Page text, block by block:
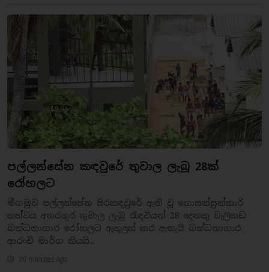
පල්ලන්සේන කඳවුරේ තුවාල ලැබූ 28ක්
රෝහලට
මීගමුව පල්ලන්සේන සිරකඳවුරේ ඇති වූ නොසන්සුන්කාරි
තත්වය අතරතුර තුවාල ලැබූ රැඳවියන් 28 දෙනකු වැලිකඩ
බන්ධනාගාර රෝහලට ඇතුළත් කර ඇතැයි බන්ධනාගාර
ආරංචි මාර්ග කියයි...
20 minutes ago